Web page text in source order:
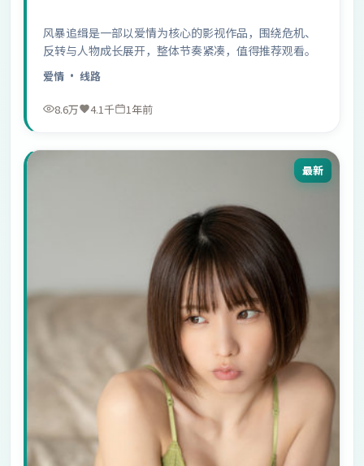
风暴追缉是一部以爱情为核心的影视作品，围绕危机、
反转与人物成长展开，整体节奏紧凑，值得推荐观看。
爱情 · 线路
8.6万 4.1千 1年前
最新